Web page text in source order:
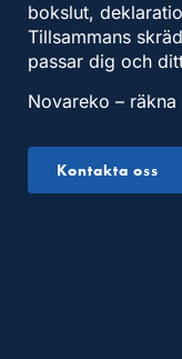
bokslut,
Tillsammans
passar dig och
Novareko –
Kontakta oss